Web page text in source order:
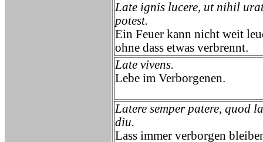
Late ignis lucere, ut nihil
potest.
Ein Feuer kann nicht weit
ohne dass etwas verbrennt.
Late vivens.
Lebe im Verborgenen.
Latere semper patere, quod
diu.
Lass immer verborgen